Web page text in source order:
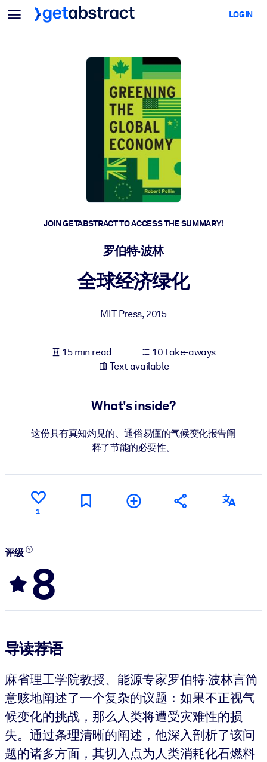
Menu
For Teams & Leaders
Equip your employees with critical AI skills.
Leadership Development
Prepare your leaders for the next era of work.
Collaborative Learning
Make it easy for teams to learn together, solve real problems, and
Upskilling & Reskilling
Build a healthier, more resilient workforce.
For Corporate Libraries
Fuel your AI systems with reliable, structured knowledge to
For AI Systems
LOGIN
JOIN GETABSTRACT TO ACCESS THE SUMMARY!
罗伯特·波林
全球经济绿化
MIT Press,2015
15 min read
10 take-aways
Text available
What's inside?
这份具有真知灼见的、通俗易懂的气候变化报告阐
释了节能的必要性。
1
评级
8
导读荐语
麻省理工学院教授、能源专家罗伯特·波林言简
意赅地阐述了一个复杂的议题：如果不正视气
候变化的挑战，那么人类将遭受灾难性的损
失。通过条理清晰的阐述，他深入剖析了该问
题的诸多方面，其切入点为人类消耗化石燃料